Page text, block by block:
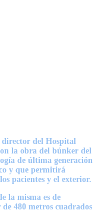
del Hospital
la obra del búnker del
de última generación
y que permitirá
pacientes y el exterior.
la misma es de
480 metros cuadrados